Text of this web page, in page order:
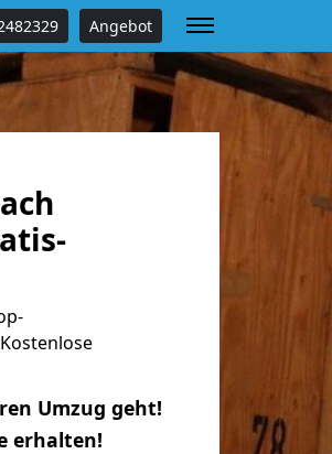
Angebot
Umzug geht!
erhalten!